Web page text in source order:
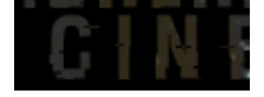
succede un bel niente. E non ha nemmeno un finale ._.
finisce esattamente nel bel mezzo della storia (anzi, quale
"mezzo" della storia? Questa storia ha praticamente solo